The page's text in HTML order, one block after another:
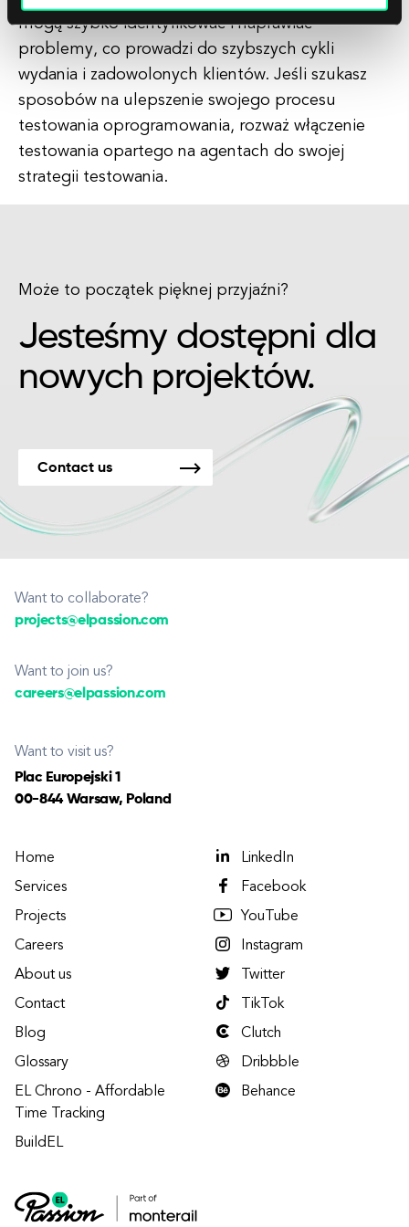
mogą szybko identyfikować i naprawiać
problemy, co prowadzi do szybszych cykli
wydania i zadowolonych klientów. Jeśli szukasz
sposobów na ulepszenie swojego procesu
testowania oprogramowania, rozważ włączenie
testowania opartego na agentach do swojej
strategii testowania.
Może to początek pięknej przyjaźni?
Jesteśmy dostępni dla
nowych projektów.
Contact us
Want to collaborate?
projects@elpassion.com
Want to join us?
careers@elpassion.com
Want to visit us?
Plac Europejski 1
00-844 Warsaw, Poland
Home
Services
Projects
Careers
About us
Contact
Blog
Glossary
EL Chrono - Affordable
Time Tracking
BuildEL
LinkedIn
Facebook
YouTube
Instagram
Twitter
TikTok
Clutch
Dribbble
Behance